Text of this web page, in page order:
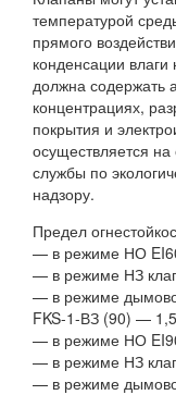
температурой
прямого
конденсации
должна содержать
концентрациях,
покрытия и
осуществляется
службы по
надзору.
Предел
— в режиме НО
— в режиме НЗ
— в режиме
FKS-1-ВЗ (90) —
— в режиме НО
— в режиме НЗ
— в режиме